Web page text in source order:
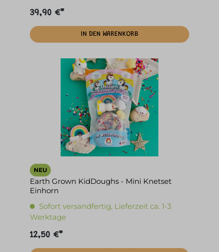
39,90 €*
IN DEN WARENKORB
NEU
Earth Grown KidDoughs - Mini Knetset
Einhorn
Sofort versandfertig, Lieferzeit ca. 1-3
Werktage
12,50 €*